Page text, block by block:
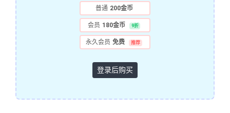
普通 200金币
会员 180金币 9折
永久会员 免费 推荐
登录后购买